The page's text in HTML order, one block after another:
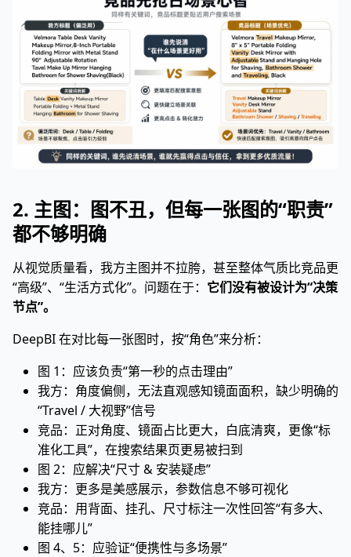
2. 主图：图不丑，但每一张图的“职责”
都不够明确
从视觉质量看，我方主图并不拉胯，甚至整体气质比竞品更
“高级”、“生活方式化”。问题在于： 它们没有被设计为“决策
节点”。
DeepBI 在对比每一张图时，按“角色”来分析：
图 1：应该负责“第一秒的点击理由”
我方：角度偏侧，无法直观感知镜面面积，缺少明确的
“Travel / 大视野”信号
竞品：正对角度、镜面占比更大，白底清爽，更像“标
准化工具”，在搜索结果页更易被扫到
图 2：应解决“尺寸 & 安装疑虑”
我方：更多是美感展示，参数信息不够可视化
竞品：用背面、挂孔、尺寸标注一次性回答“有多大、
能挂哪儿”
图 4、5：应验证“便携性与多场景”